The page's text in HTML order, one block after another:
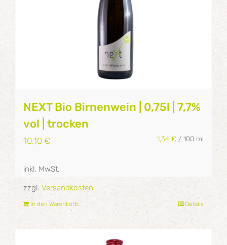
NEXT Bio Birnenwein | 0,75l | 7,7%
vol | trocken
10,10 € 1,34€ /100 ml
inkl. MwSt.
zzgl. Versandkosten
In den Warenkorb Details